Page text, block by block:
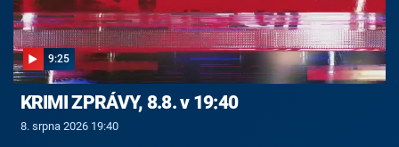
9:25
KRIMI ZPRÁVY, 8.8. v 19:40
8. srpna 2026 19:40